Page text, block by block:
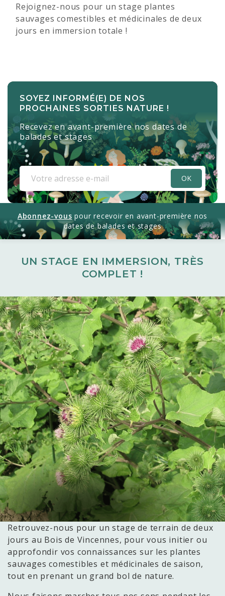
Rejoignez-nous pour un stage plantes
sauvages comestibles et médicinales de deux
jours en immersion totale !
SOYEZ INFORMÉ(E) DE NOS
PROCHAINES SORTIES NATURE !
Recevez en avant-première nos dates de
balades et stages
Abonnez-vous pour recevoir en avant-première nos
dates de balades et stages
UN STAGE EN IMMERSION, TRÈS
COMPLET !
Retrouvez-nous pour un stage de terrain de deux
jours au Bois de Vincennes, pour vous initier ou
approfondir vos connaissances sur les plantes
sauvages comestibles et médicinales de saison,
tout en prenant un grand bol de nature.